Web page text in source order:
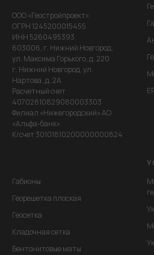
ООО «Геостройпроект»
ОГРН 1245200015455
ИНН 5260495393
603006, г. Нижний Новгород,
ул. Максима Горького, д. 220
г. Нижний Новгород, ул.
Нартова,,д. 2А
Расчетный счет
40702810829080003303
Филиал «Нижегородский» АО
«Альфа-банк»
К/счет 30101810200000000824
Габионы
Георешетка плоская
Геосетка
Кладочная сетка
Бентонитовые маты